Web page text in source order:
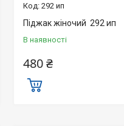
292 ип
Піджак жіночий 292 ип
В наявності
480 ₴